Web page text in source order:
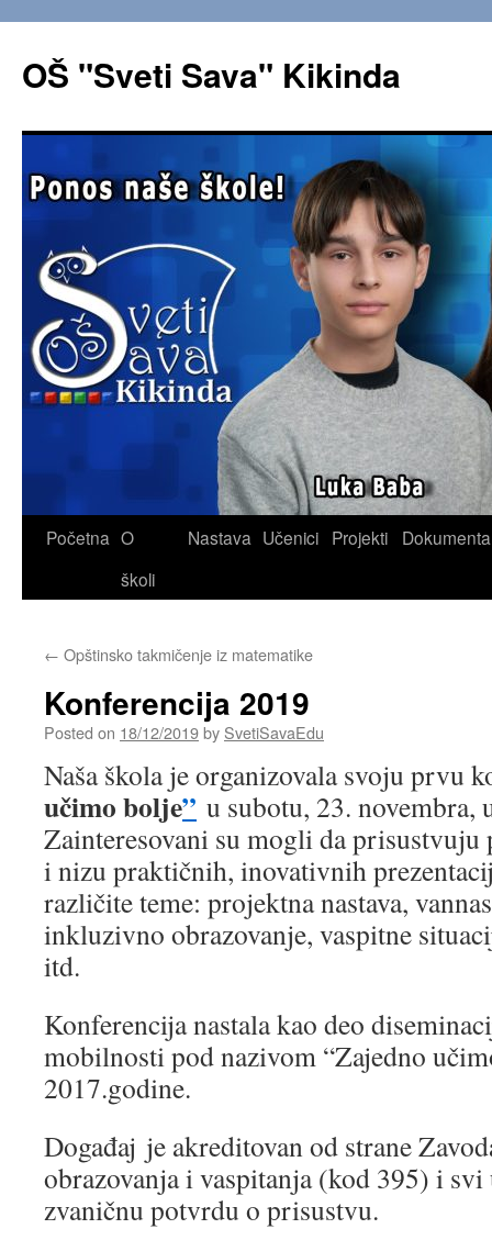
OŠ "Sveti Sava" Kikinda
Skip
Početna O
školi
Nastava Učenici Projekti Dokumenta
← Opštinsko takmičenje iz matematike
Konferencija 2019
Posted on 18/12/2019by SvetiSavaEdu
Naša škola je organizovala svoju prvu
učimo bolje” u subotu, 23.
Zainteresovani su mogli da
i nizu praktičnih, inovativnih
različite teme: projektna nastava,
inkluzivno obrazovanje, vaspitne
itd.
Konferencija nastala kao deo
mobilnosti pod nazivom “Zajedno
2017.godine.
Događaj je akreditovan od strane
obrazovanja i vaspitanja (kod 395) i
zvaničnu potvrdu o prisustvu.